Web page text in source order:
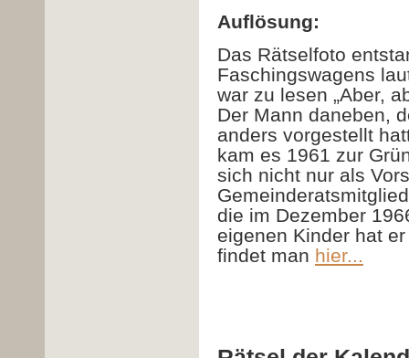
Auflösung:
Das Rätselfoto
Faschingswagens
war zu lesen „Aber,
Der Mann daneben,
anders vorgestellt
kam es 1961 zur
sich nicht nur als
die im Dezember
eigenen Kinder hat
findet man hier...